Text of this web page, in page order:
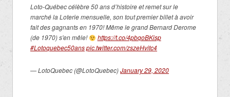
Loto-Québec célèbre 50 ans d’histoire et remet sur le
marché la Loterie mensuelle, son tout premier billet à avoir
fait des gagnants en 1970! Même le grand Bernard Derome
(de 1970) s'en mêle!
https://t.co/4pbqoBKisp
#Lotoquebec50anspic.twitter.com/zszeHvitc4
— LotoQuebec (@LotoQuebec)January 29, 2020